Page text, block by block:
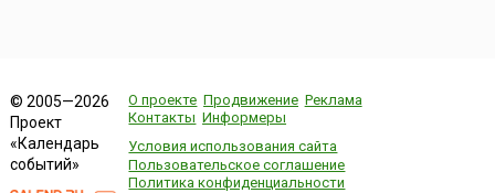
© 2005—2026
Проект
«Календарь
событий»
О проекте Продвижение Реклама
Контакты Информеры
Условия использования сайта
Пользовательское соглашение
Политика конфиденциальности